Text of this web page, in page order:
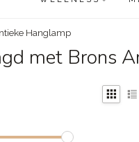
Hanglamp
met Brons